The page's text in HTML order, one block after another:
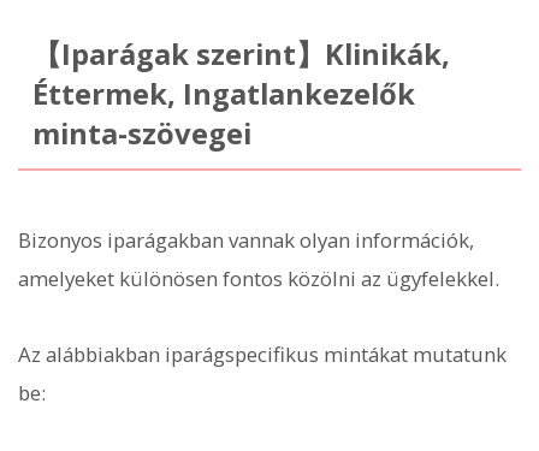
【Iparágak szerint】Klinikák,
Éttermek, Ingatlankezelők
minta-szövegei
Bizonyos iparágakban vannak olyan információk,
amelyeket különösen fontos közölni az ügyfelekkel.
Az alábbiakban iparágspecifikus mintákat mutatunk
be: